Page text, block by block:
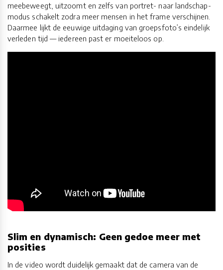
meebeweegt, uitzoomt en zelfs van portret- naar landschap­
modus schakelt zodra meer mensen in het frame verschijnen.
Daarmee lijkt de eeuwige uitdaging van groepsfoto’s eindelijk
verleden tijd — iedereen past er moeiteloos op.
Slim en dynamisch: Geen gedoe meer met
posities
In de video wordt duidelijk gemaakt dat de camera van de